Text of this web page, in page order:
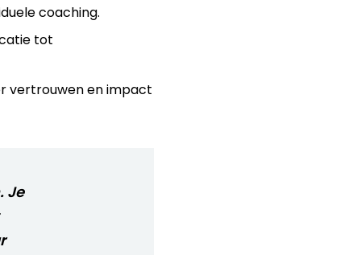
coaching.
tot
vertrouwen en impact
Je